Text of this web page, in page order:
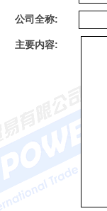
公司全称:
主要内容: